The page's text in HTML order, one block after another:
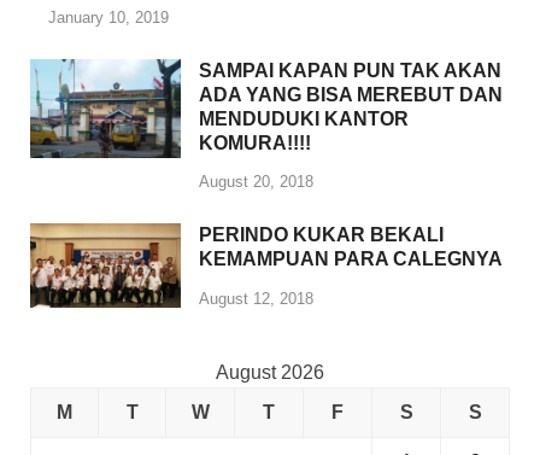
January 10, 2019
SAMPAI KAPAN PUN TAK AKAN
ADA YANG BISA MEREBUT DAN
MENDUDUKI KANTOR
KOMURA!!!!
August 20, 2018
PERINDO KUKAR BEKALI
KEMAMPUAN PARA CALEGNYA
August 12, 2018
August 2026
M
T W T F S S